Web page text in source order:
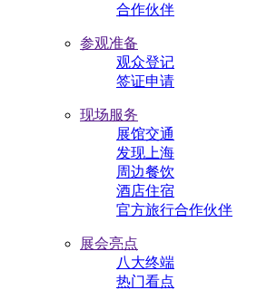
合作伙伴
参观准备
观众登记
签证申请
现场服务
展馆交通
发现上海
周边餐饮
酒店住宿
官方旅行合作伙伴
展会亮点
八大终端
热门看点